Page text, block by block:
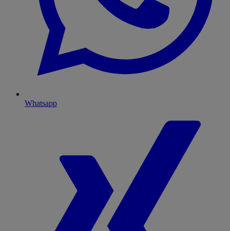
Whatsapp